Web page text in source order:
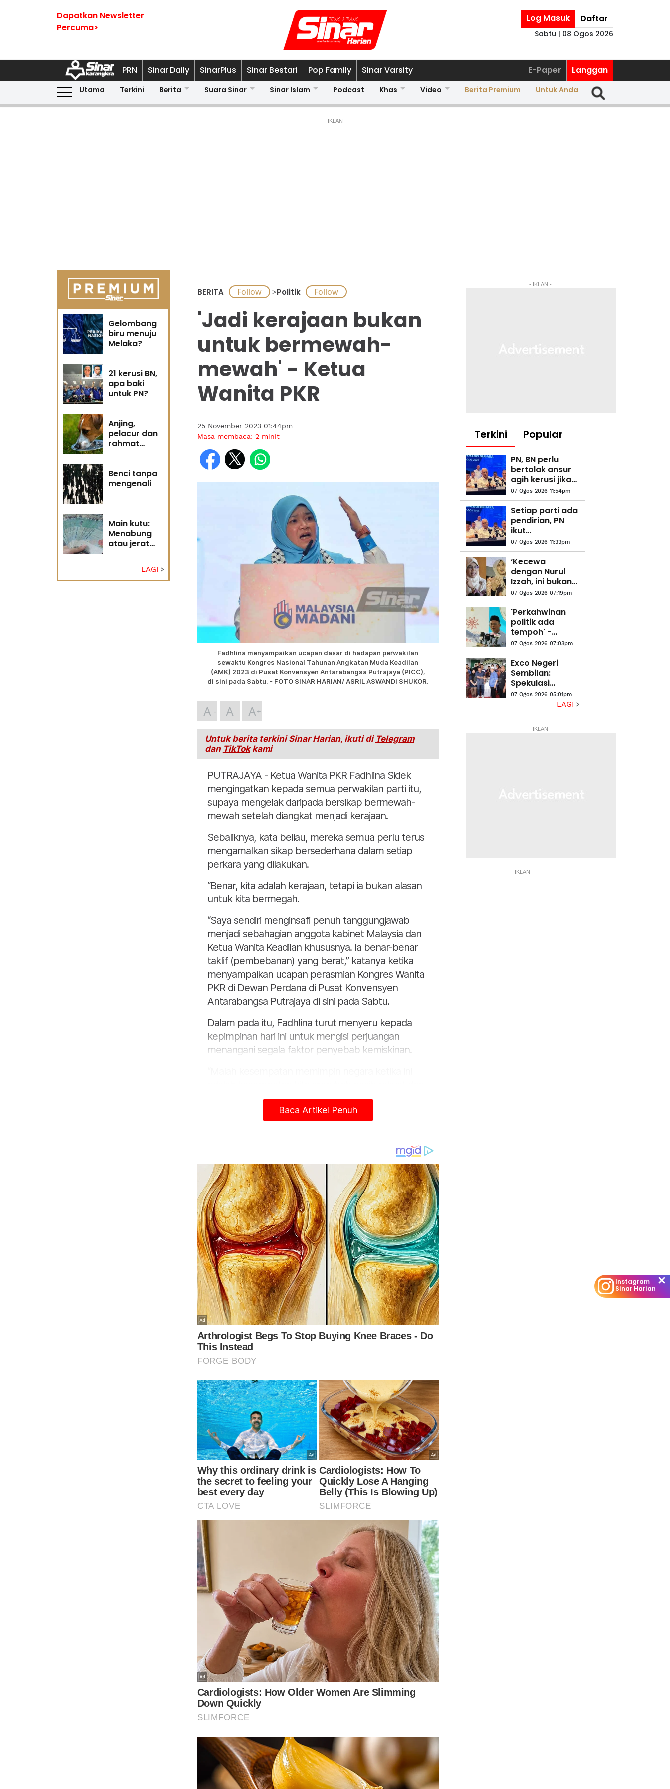
Dapatkan Newsletter
Percuma>
Log Masuk Daftar
Sabtu | 08 Ogos 2026
PRN Sinar Daily SinarPlus Sinar Bestari Pop Family Sinar Varsity E-Paper Langgan
Utama Terkini Berita Suara Sinar Sinar Islam Podcast Khas Video Berita Premium Untuk Anda
- IKLAN -
Gelombang
biru menuju
Melaka?
21 kerusi BN,
apa baki
untuk PN?
Anjing,
pelacur dan
rahmat
Benci tanpa
mengenali
Main kutu:
Menabung
atau jerat
LAGI
BERITA >Politik
'Jadi kerajaan bukan
untuk bermewah-
mewah' - Ketua
Wanita PKR
25 November 2023 01:44pm
Masa membaca: 2 minit
Fadhlina menyampaikan ucapan dasar di hadapan perwakilan
sewaktu Kongres Nasional Tahunan Angkatan Muda Keadilan
(AMK) 2023 di Pusat Konvensyen Antarabangsa Putrajaya (PICC),
di sini pada Sabtu. - FOTO SINAR HARIAN/ ASRIL ASWANDI SHUKOR.
A A A
Untuk berita terkini Sinar Harian, ikuti di Telegram
dan TikTokkami
PUTRAJAYA - Ketua Wanita PKR Fadhlina Sidek
mengingatkan kepada semua perwakilan parti itu,
supaya mengelak daripada bersikap bermewah-
mewah setelah diangkat menjadi kerajaan.
Sebaliknya, kata beliau, mereka semua perlu terus
mengamalkan sikap bersederhana dalam setiap
perkara yang dilakukan.
“Benar, kita adalah kerajaan, tetapi ia bukan alasan
untuk kita bermegah.
“Saya sendiri menginsafi penuh tanggungjawab
menjadi sebahagian anggota kabinet Malaysia dan
Ketua Wanita Keadilan khususnya. Ia benar-benar
taklif (pembebanan) yang berat,” katanya ketika
menyampaikan ucapan perasmian Kongres Wanita
PKR di Dewan Perdana di Pusat Konvensyen
Antarabangsa Putrajaya di sini pada Sabtu.
Dalam pada itu, Fadhlina turut menyeru kepada
kepimpinan hari ini untuk mengisi perjuangan
menangani segala faktor penyebab kemiskinan.
golongan miskin yang tertindas,” katanya.
Tambahnya lagi, sebagai sebahagian daripada
Kerajaan Perpaduan, pemerintah sekarang komited
untuk menoktahkan kemiskinan.
Ini katanya, boleh dilihat melalui tumpuan kepada
membaiki prasarana sekolah daif dan klinik daif.
“Selain pelaksanaan jualan rahmah, skim perubatan
madani, peluasan akses pendidikan dalam konteks
dimensi.
Artikel Berkaitan:
Kongres Wanita PKR: Budaya buli wanita, seksisme
dibangkitkan
Agus letak jawatan Ketua Pengarah JKOM tak beri
kesan kepada kerajaan - Jalaluddin
Calon wanita Perpaduan mampu menang 100 peratus -
Fadhlina
“Bantuan awal persekolahan untuk semua pelajar,
peluasan Rancangan Makanan Tambahan (RMT)
dan Inisiatif Pendapatan Rakyat (IPR) pastinya yang
sedaya upaya memenuhi tanggungjawab
mengeluarkan rakyat daripada kemiskinan,”
katanya.
Dalam pada itu, beliau turut merakamkan ucapan
terima kasih kepada semua wanita PKR yang telah
bertungkus-lumus dan bekerja keras
memenangkan semua calon parti itu sehingga
menjadi kerajaan pada hari ini.
Baca Artikel Penuh
- IKLAN -
Terkini Popular
PN, BN perlu
bertolak ansur
agih kerusi jika
mahu kekalkan
'gelombang
biru' - Hamzah
07 Ogos 2026 11:54pm
Setiap parti ada
pendirian, PN
ikut
perlembagaan
gabungan -
Hamzah
07 Ogos 2026 11:33pm
‘Kecewa
dengan Nurul
Izzah, ini bukan
jawatan main-
main’ - Rodziah
07 Ogos 2026 07:19pm
'Perkahwinan
politik ada
tempoh' -
Amirudin
07 Ogos 2026 07:03pm
Exco Negeri
Sembilan:
Spekulasi
terjawab, tiada
wakil PH atau
07 Ogos 2026 05:01pm
LAGI
- IKLAN -
- IKLAN -
Instagram
Sinar Harian